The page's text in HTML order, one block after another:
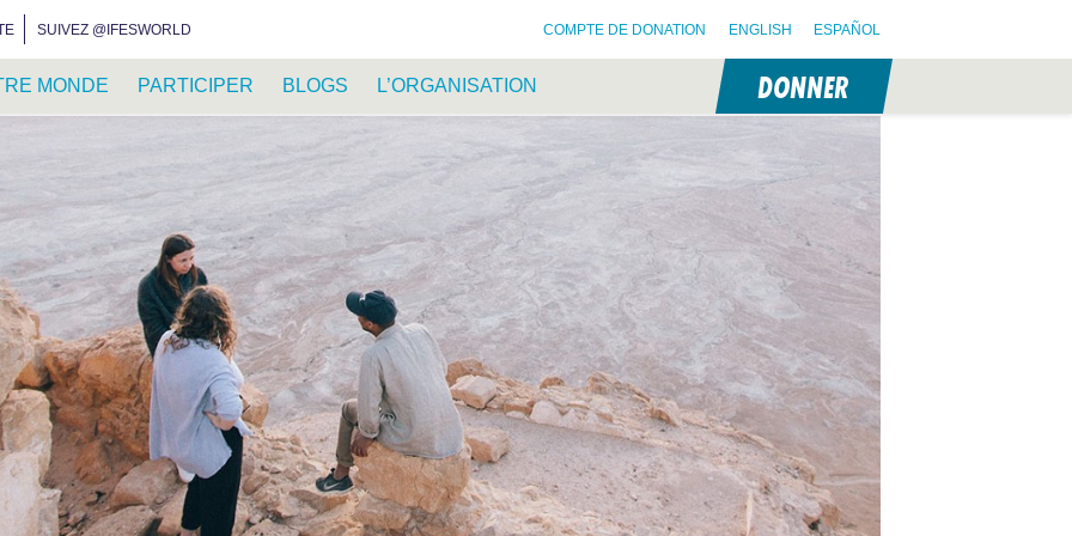
SUIVEZ @IFESWORLD COMPTE DE DONATION ENGLISH ESPAÑOL
MONDE PARTICIPER BLOGS L’ORGANISATION DONNER